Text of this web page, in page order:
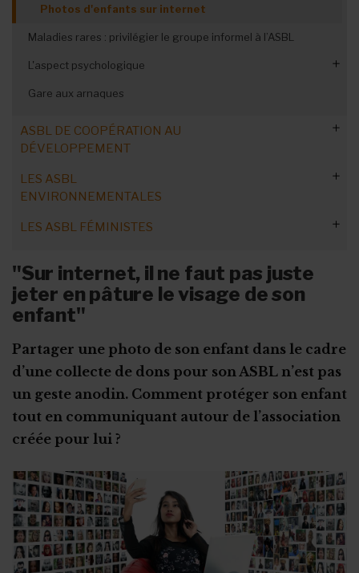
Eléonore Simonet
Les subsides
Qui contrôle les dons récoltés par votre ASBL créée pour
Le fisc est-il plus clément ?
Photos d'enfants sur internet
Maladies rares : privilégier le groupe informel à l’ASBL
L'aspect psychologique
Attention à la charge émotionnelle
Trouver la force de se battre au quotidien
En sortir grandi(e)
Se nourrir d’autres expériences
Gare aux arnaques
ASBL DE COOPÉRATION AU
DÉVELOPPEMENT
Le grand défi du secteur
Transfert de dons vers l’étranger
LES ASBL
ENVIRONNEMENTALES
Les marchés publics
Subsides : contacts utiles
LES ASBL FÉMINISTES
Créer et financer une ASBL féministe
Bénévoles : entre formation et militantisme
"Sur internet, il ne faut pas juste
jeter en pâture le visage de son
enfant"
Partager une photo de son enfant dans le cadre
d’une collecte de dons pour son ASBL n’est pas
un geste anodin. Comment protéger son enfant
tout en communiquant autour de l’association
créée pour lui ?